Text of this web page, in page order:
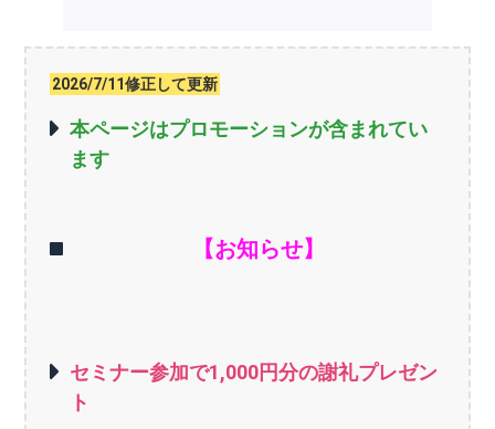
2026/7/11修正して更新
本ページはプロモーションが含まれてい
ます
【お知らせ】
セミナー参加で1,000円分の謝礼プレゼン
ト